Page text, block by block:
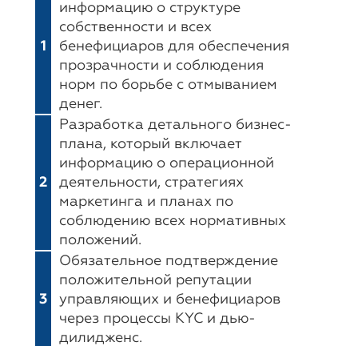
1
информацию о структуре
собственности и всех
бенефициаров для обеспечения
прозрачности и соблюдения
норм по борьбе с отмыванием
денег.
2
Разработка детального бизнес-
плана, который включает
информацию о операционной
деятельности, стратегиях
маркетинга и планах по
соблюдению всех нормативных
положений.
3
Обязательное подтверждение
положительной репутации
управляющих и бенефициаров
через процессы KYC и дью-
дилидженс.